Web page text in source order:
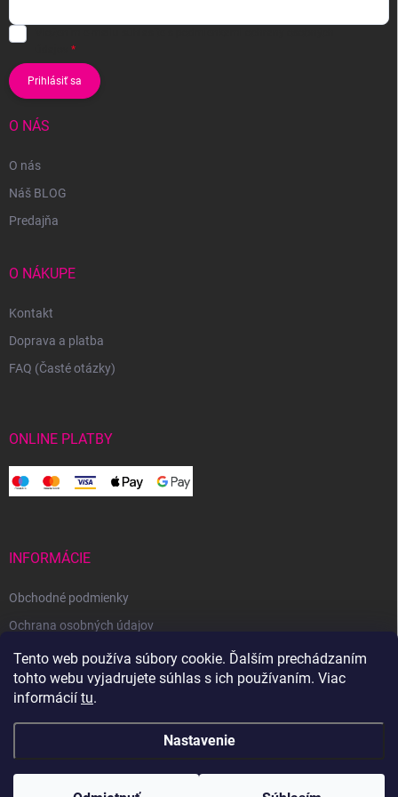
Tento web používa súbory cookie. Ďalším prechádzaním
tohto webu vyjadrujete súhlas s ich používaním. Viac
informácií tu.
Nastavenie
Prihlásiť sa
O NÁS
O nás
Náš BLOG
Predajňa
O NÁKUPE
Kontakt
Doprava a platba
FAQ (Časté otázky)
ONLINE PLATBY
INFORMÁCIE
Obchodné podmienky
Ochrana osobných údajov
Reklamačný poriadok
Odstúpenie od zmluvy
Copyright 2026 Svetoveklbka.sk . Všetky práva vyhradené.